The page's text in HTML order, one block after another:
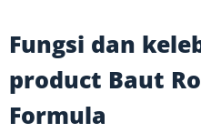
Fungsi dan
product Baut
Formula